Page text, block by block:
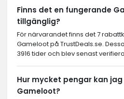
Finns det en fungerande
tillgänglig?
För närvarandet finns det 7
Gameloot på TrustDeals.se.
3916 tider och blev senast
Hur mycket pengar kan
Gameloot?